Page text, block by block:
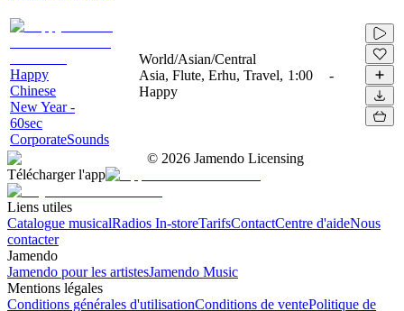
Happy
Chinese
New Year -
60sec
CorporateSounds
World/Asian/Central
Asia, Flute, Erhu, Travel,
Happy
1:00 -
© 2026 Jamendo Licensing
Télécharger l'app
Liens utiles
Catalogue musicalRadios In-storeTarifsContactCentre d'aideNous
contacter
Jamendo
Jamendo pour les artistesJamendo Music
Mentions légales
Conditions générales d'utilisationConditions de ventePolitique de